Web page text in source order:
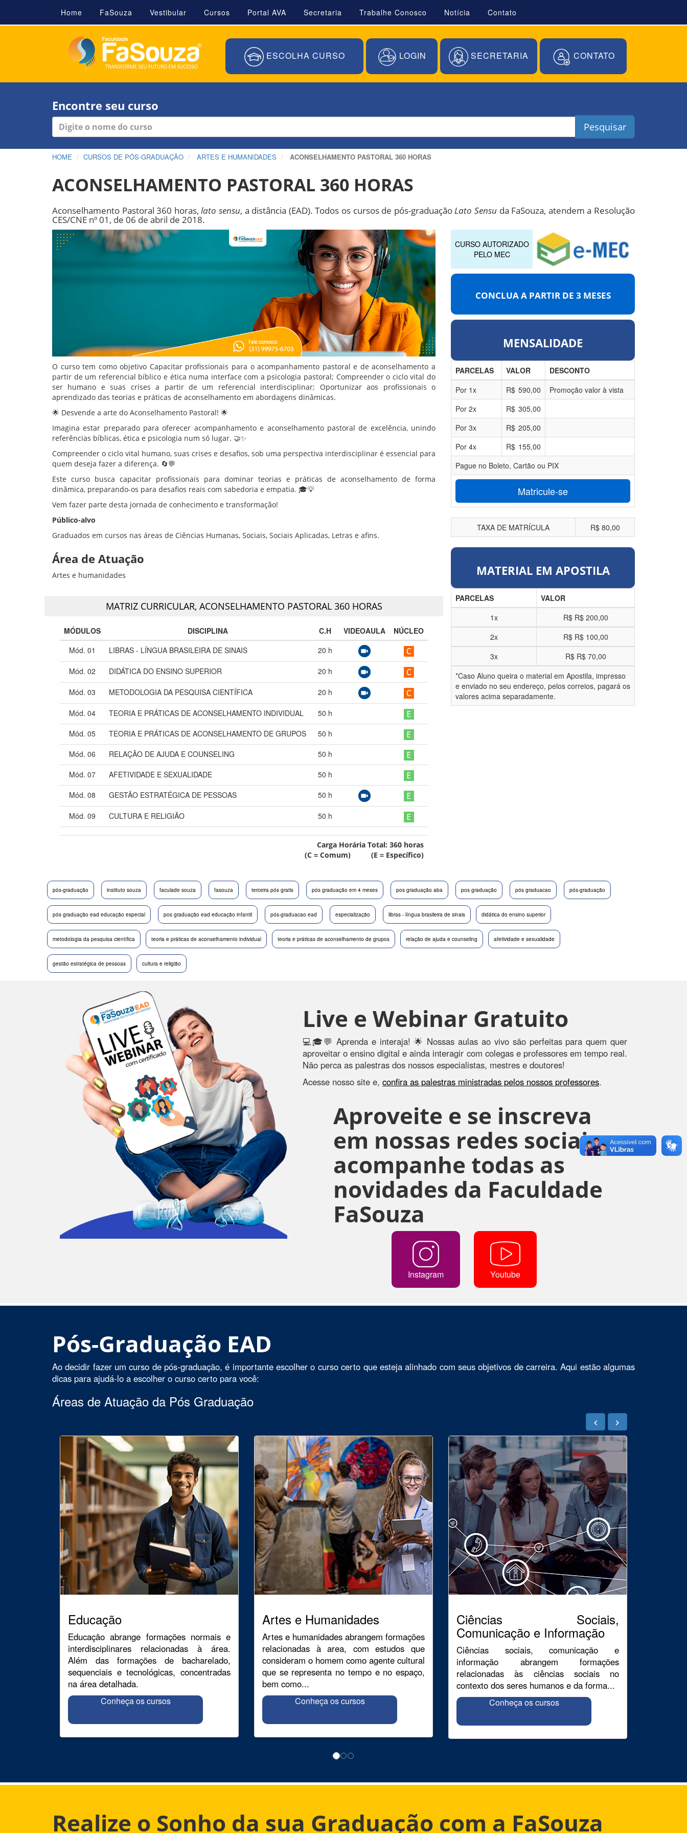
Home FaSouza Vestibular Cursos Portal AVA Secretaria Trabalhe Conosco Notícia Contato
ESCOLHA CURSO LOGIN SECRETARIA CONTATO
Encontre seu curso
Pesquisar
HOME CURSOS DE PÓS-GRADUAÇÃO ARTES E HUMANIDADES ACONSELHAMENTO PASTORAL 360 HORAS
ACONSELHAMENTO PASTORAL 360 HORAS
Aconselhamento Pastoral 360 horas,lato sensu, a distância (EAD). Todos os cursos de pós-graduaçãoLato Sensu da FaSouza, atendem a Resolução
CES/CNE nº 01, de 06 de abril de 2018.
O curso tem como objetivo Capacitar profissionais para o acompanhamento pastoral e de aconselhamento a
partir de um referencial bíblico e ética numa interface com a psicologia pastoral; Compreender o ciclo vital do
ser humano e suas crises a partir de um referencial interdisciplinar; Oportunizar aos profissionais o
aprendizado das teorias e práticas de aconselhamento em abordagens dinâmicas.
🌟 Desvende a arte do Aconselhamento Pastoral! 🌟
Imagina estar preparado para oferecer acompanhamento e aconselhamento pastoral de excelência, unindo
referências bíblicas, ética e psicologia num só lugar. 🤝✨
Compreender o ciclo vital humano, suas crises e desafios, sob uma perspectiva interdisciplinar é essencial para
quem deseja fazer a diferença. 🔄💬
Este curso busca capacitar profissionais para dominar teorias e práticas de aconselhamento de forma
dinâmica, preparando-os para desafios reais com sabedoria e empatia. 🎓💡
Vem fazer parte desta jornada de conhecimento e transformação!
Público-alvo
Graduados em cursos nas áreas de Ciências Humanas, Sociais, Sociais Aplicadas, Letras e afins.
Área de Atuação
Artes e humanidades
MATRIZ CURRICULAR, ACONSELHAMENTO PASTORAL 360 HORAS
MÓDULOS DISCIPLINA C.H VIDEOAULA
NÚCLEO
Mód. 01
LIBRAS - LÍNGUA BRASILEIRA DE SINAIS 20 h
Mód. 02 DIDÁTICA DO ENSINO SUPERIOR 20 h
Mód. 03 METODOLOGIA DA PESQUISA CIENTÍFICA 20 h
Mód. 04 TEORIA E PRÁTICAS DE ACONSELHAMENTO INDIVIDUAL 50 h
Mód. 05
TEORIA E PRÁTICAS DE ACONSELHAMENTO DE GRUPOS 50 h
Mód. 06
RELAÇÃO DE AJUDA E COUNSELING 50 h
Mód. 07
AFETIVIDADE E SEXUALIDADE 50 h
Mód. 08
GESTÃO ESTRATÉGICA DE PESSOAS 50 h
Mód. 09 CULTURA E RELIGIÃO 50 h
Carga Horária Total: 360 horas
(C = Comum) (E = Específico)
CURSO AUTORIZADO
PELO MEC
CONCLUA A PARTIR DE 3 MESES
MENSALIDADE
PARCELAS VALOR
DESCONTO
Por 1x R$ 590,00
Promoção valor à vista
Por 2x R$ 305,00
Por 3x R$ 205,00
Por 4x R$ 155,00
Pague no Boleto, Cartão ou PIX
Matricule-se
TAXA DE MATRÍCULA R$ 80,00
MATERIAL EM APOSTILA
PARCELAS
VALOR
1x
R$ R$ 200,00
2x
R$ R$ 100,00
3x
R$ R$ 70,00
*Caso Aluno queira o material em Apostila, impresso
e enviado no seu endereço, pelos correios, pagará os
valores acima separadamente.
pós-graduação instituto souza faculade souza fasouza terceira pós gratis pós graduação em 4 meses pos graduação aba pos graduação pós graduacao pós-graduação
pós graduação ead educação especial pos graduação ead educação infantil pós-graduacao ead especialização libras - língua brasileira de sinais didática do ensino superior
metodologia da pesquisa científica teoria e práticas de aconselhamento individual teoria e práticas de aconselhamento de grupos relação de ajuda e counseling afetividade e sexualidade
gestão estratégica de pessoas cultura e religião
Live e Webinar Gratuito
💻🎓💬 Aprenda e interaja! 🌟 Nossas aulas ao vivo são perfeitas para quem quer
aproveitar o ensino digital e ainda interagir com colegas e professores em tempo real.
Não perca as palestras dos nossos especialistas, mestres e doutores!
Acesse nosso site e, confira as palestras ministradas pelos nossos professores.
Aproveite e se inscreva
em nossas redes sociais, e
acompanhe todas as
novidades da Faculdade
FaSouza
Instagram Youtube
Pós-Graduação EAD
Ao decidir fazer um curso de pós-graduação, é importante escolher o curso certo que esteja alinhado com seus objetivos de carreira. Aqui estão algumas
dicas para ajudá-lo a escolher o curso certo para você:
Áreas de Atuação da Pós Graduação
Educação
Educação abrange formações normais e
interdisciplinares relacionadas à área.
Além das formações de bacharelado,
sequenciais e tecnológicas, concentradas
na área detalhada.
Conheça os cursos
Artes e Humanidades
Artes e humanidades abrangem formações
relacionadas à area, com estudos que
consideram o homem como agente cultural
que se representa no tempo e no espaço,
bem como...
Conheça os cursos
Ciências Sociais,
Comunicação e Informação
Ciências sociais, comunicação e
informação abrangem formações
relacionadas às ciências sociais no
contexto dos seres humanos e da forma...
Conheça os cursos
Realize o Sonho da sua Graduação com a FaSouza